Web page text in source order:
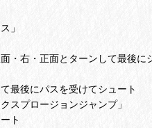
」
面とターンして最後にシ
パスを受けてシュート
ロージョンジャンプ」
ト